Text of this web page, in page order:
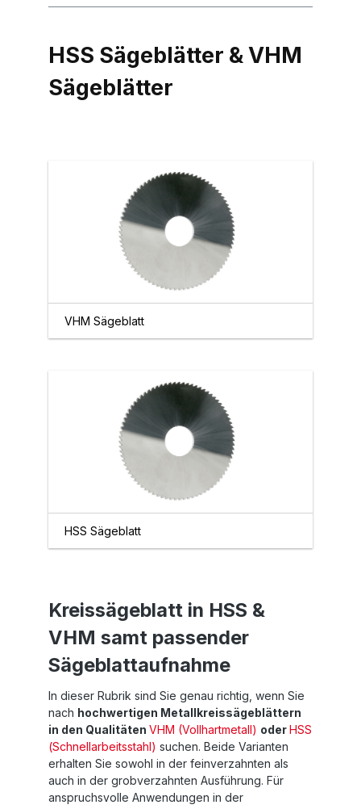
HSS Sägeblätter & VHM
Sägeblätter
VHM Sägeblatt
HSS Sägeblatt
Kreissägeblatt in HSS &
VHM samt passender
Sägeblattaufnahme
In dieser Rubrik sind Sie genau richtig, wenn Sie
nach hochwertigen Metallkreissägeblättern
in den Qualitäten VHM (Vollhartmetall) oderHSS
(Schnellarbeitsstahl) suchen. Beide Varianten
erhalten Sie sowohl in der feinverzahnten als
auch in der grobverzahnten Ausführung. Für
anspruchsvolle Anwendungen in der